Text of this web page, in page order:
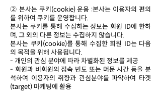
② 본사는 쿠키(cookie) 운용 :본사는 이용자의 편의
를 위하여 쿠키를 운영합니다.
본사는 쿠키를 통해 수집하는 정보는 회원 ID에 한하
며, 그 외의 다른 정보는 수집하지 않습니다.
본사는 쿠키(cookie)를 통해 수집한 회원 ID는 다음
의 목적을 위해 사용됩니다.
- 개인의 관심 분야에 따라 차별화된 정보를 제공
- 회원과 비회원의 접속 빈도 또는 머문 시간 등을 분
석하여 이용자의 취향과 관심분야를 파악하여 타겟
(target) 마케팅에 활용